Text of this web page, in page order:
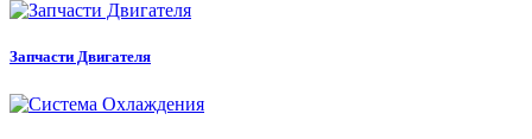
Запчасти Двигателя